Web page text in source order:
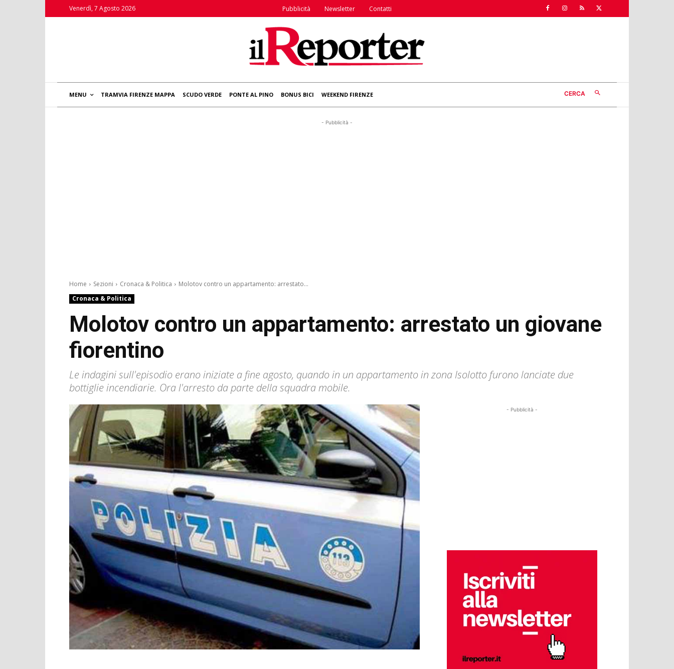
Venerdì, 7 Agosto 2026 Pubblicità Newsletter Contatti
MENU TRAMVIA FIRENZE MAPPA SCUDO VERDE PONTE AL PINO BONUS BICI WEEKEND FIRENZE CERCA
- Pubblicità -
Home Sezioni Cronaca & Politica
Molotov contro un appartamento: arrestato...
Cronaca & Politica
Molotov contro un appartamento: arrestato un giovane
fiorentino
Le indagini sull'episodio erano iniziate a fine agosto, quando in un appartamento in zona Isolotto furono lanciate due
bottiglie incendiarie. Ora l'arresto da parte della squadra mobile.
- Pubblicità -